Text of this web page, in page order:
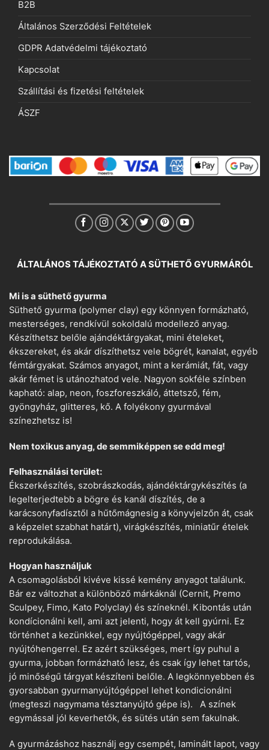
B2B
Általános Szerződési Feltételek
GDPR Adatvédelmi tájékoztató
Kapcsolat
Szállítási és fizetési feltételek
ÁSZF
ÁLTALÁNOS TÁJÉKOZTATÓ A SÜTHETŐ GYURMÁRÓL
Mi is a süthető gyurma
Süthető gyurma (polymer clay) egy könnyen formázható,
mesterséges, rendkívül sokoldalú modellező anyag.
Készíthetsz belőle ajándéktárgyakat, mini ételeket,
ékszereket, és akár díszíthetsz vele bögrét, kanalat, egyéb
fémtárgyakat. Számos anyagot, mint a kerámiát, fát, vagy
akár fémet is utánozhatod vele. Nagyon sokféle színben
kapható: alap, neon, foszforeszkáló, áttetsző, fém,
gyöngyház, glitteres, kő. A folyékony gyurmával
színezhetsz is!
Nem toxikus anyag, de semmiképpen se edd meg!
Felhasználási terület:
Ékszerkészítés, szobrászkodás, ajándéktárgykészítés (a
legelterjedtebb a bögre és kanál díszítés, de a
karácsonyfadísztől a hűtőmágnesig a könyvjelzőn át, csak
a képzelet szabhat határt), virágkészítés, miniatűr ételek
reprodukálása.
Hogyan használjuk
A csomagolásból kivéve kissé kemény anyagot találunk.
Bár ez változhat a különböző márkáknál (Cernit, Premo
Sculpey, Fimo, Kato Polyclay) és színeknél. Kibontás után
kondícionálni kell, ami azt jelenti, hogy át kell gyúrni. Ez
történhet a kezünkkel, egy nyújtógéppel, vagy akár
nyújtóhengerrel. Ez azért szükséges, mert így puhul a
gyurma, jobban formázható lesz, és csak így lehet tartós,
jó minőségű tárgyat készíteni belőle. A legkönnyebben és
gyorsabban gyurmanyújtógéppel lehet kondicionálni
(megteszi nagymama tésztanyújtó gépe is). A színek
egymással jól keverhetők, és sütés után sem fakulnak.
A gyurmázáshoz használj egy csempét, laminált lapot, vagy